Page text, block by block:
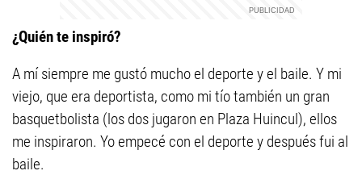
¿Quién te inspiró?
A mí siempre me gustó mucho el deporte y el baile. Y mi
viejo, que era deportista, como mi tío también un gran
basquetbolista (los dos jugaron en Plaza Huincul), ellos
me inspiraron. Yo empecé con el deporte y después fui al
baile.